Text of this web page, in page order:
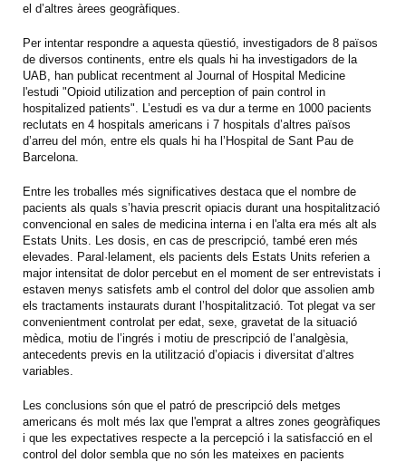
el d’altres àrees geogràfiques.
Per intentar respondre a aquesta qüestió, investigadors de 8 països
de diversos continents, entre els quals hi ha investigadors de la
UAB, han publicat recentment al Journal of Hospital Medicine
l'estudi "Opioid utilization and perception of pain control in
hospitalized patients". L’estudi es va dur a terme en 1000 pacients
reclutats en 4 hospitals americans i 7 hospitals d’altres països
d’arreu del món, entre els quals hi ha l’Hospital de Sant Pau de
Barcelona.
Entre les troballes més significatives destaca que el nombre de
pacients als quals s’havia prescrit opiacis durant una hospitalització
convencional en sales de medicina interna i en l'alta era més alt als
Estats Units. Les dosis, en cas de prescripció, també eren més
elevades. Paral·lelament, els pacients dels Estats Units referien a
major intensitat de dolor percebut en el moment de ser entrevistats i
estaven menys satisfets amb el control del dolor que assolien amb
els tractaments instaurats durant l’hospitalització. Tot plegat va ser
convenientment controlat per edat, sexe, gravetat de la situació
mèdica, motiu de l’ingrés i motiu de prescripció de l’analgèsia,
antecedents previs en la utilització d’opiacis i diversitat d’altres
variables.
Les conclusions són que el patró de prescripció dels metges
americans és molt més lax que l'emprat a altres zones geogràfiques
i que les expectatives respecte a la percepció i la satisfacció en el
control del dolor sembla que no són les mateixes en pacients